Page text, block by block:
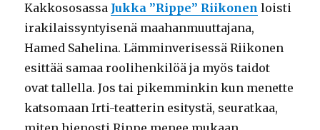
Kakkososassa Jukka ”Rippe” Riikonen loisti
irakilaissyntyisenä maahanmuuttajana,
Hamed Sahelina. Lämminverisessä Riikonen
esittää samaa roolihenkilöä ja myös taidot
ovat tallella. Jos tai pikemminkin kun menette
katsomaan Irti-teatterin esitystä, seuratkaa,